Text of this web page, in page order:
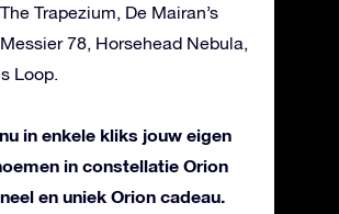
Trapezium, De Mairan’s
78, Horsehead Nebula,
Loop.
in enkele kliks jouw eigen
in constellatie Orion
en uniek Orion cadeau.